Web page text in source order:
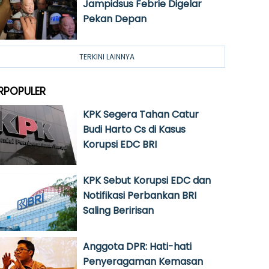
Jampidsus Febrie Digelar
Pekan Depan
TERKINI LAINNYA
KPK Segera Tahan Catur
Budi Harto Cs di Kasus
Korupsi EDC BRI
KPK Sebut Korupsi EDC dan
Notifikasi Perbankan BRI
Saling Beririsan
Anggota DPR: Hati-hati
Penyeragaman Kemasan